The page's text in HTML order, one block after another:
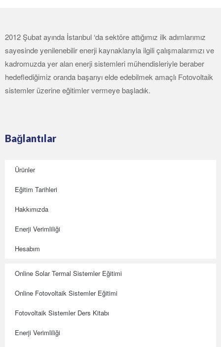
2012 Şubat ayında İstanbul ‘da sektöre attığımız ilk adımlarımız
sayesinde yenilenebilir enerji kaynaklarıyla ilgili çalışmalarımızı ve
kadromuzda yer alan enerji sistemleri mühendisleriyle beraber
hedeflediğimiz oranda başarıyı elde edebilmek amaçlı Fotovoltaik
sistemler üzerine eğitimler vermeye başladık.
Bağlantılar
Ürünler
Eğitim Tarihleri
Hakkımızda
Enerji Verimliliği
Hesabım
Online Solar Termal Sistemler Eğitimi
Online Fotovoltaik Sistemler Eğitimi
Fotovoltaik Sistemler Ders Kitabı
Enerji Verimliliği